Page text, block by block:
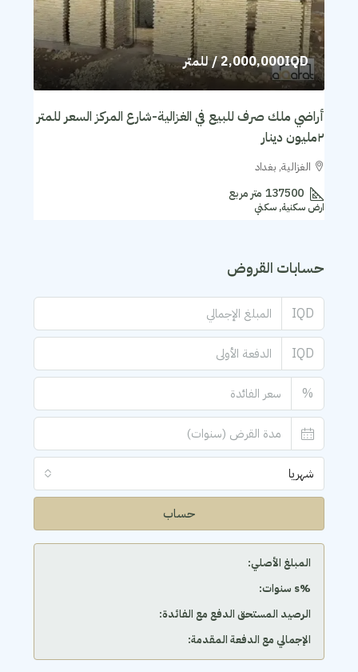
2,000,000IQD/ للمتر
أراضي ملك صرف للبيع في الغزالية-شارع المركز السعر للمتر
الغزالية, بغداد
137500 متر مربع
ارض سكنية, سكني
حسابات القروض
حساب
المبلغ الأصلي:
الرصيد المستحق الدفع مع الفائدة:
الإجمالي مع الدفعة المقدمة: